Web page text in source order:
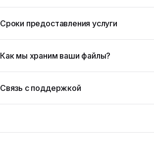
Сроки предоставления услуги
Как мы храним ваши файлы?
Связь с поддержкой